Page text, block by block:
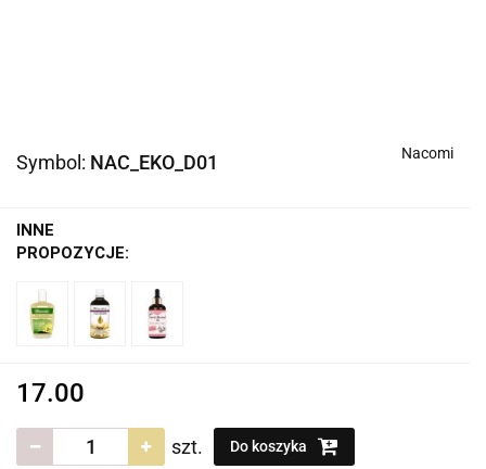
Symbol: NAC_EKO_D01 Nacomi
INNE
PROPOZYCJE:
17.00
szt. Do koszyka